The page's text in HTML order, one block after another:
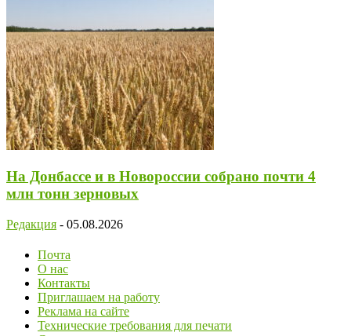
На Донбассе и в Новороссии собрано почти 4
млн тонн зерновых
Редакция - 05.08.2026
Почта
О нас
Контакты
Приглашаем на работу
Реклама на сайте
Технические требования для печати